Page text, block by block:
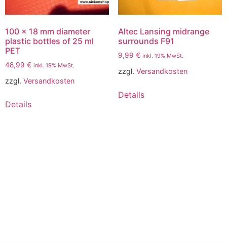
100 x 18 mm diameter
plastic bottles of 25 ml
PET
48,99 € inkl. 19% MwSt.
zzgl. Versandkosten
Details
Altec Lansing midrange
surrounds F91
9,99 € inkl. 19% MwSt.
zzgl. Versandkosten
Details